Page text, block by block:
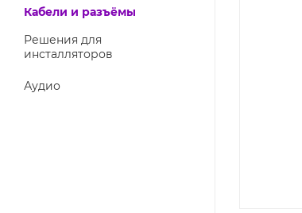
Кабели и разъёмы
Решения для
инсталляторов
Аудио